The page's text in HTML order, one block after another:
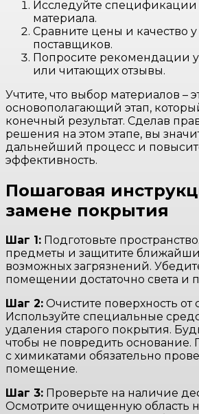
Исследуйте спецификации
материала.
Сравните цены и качество
поставщиков.
Попросите рекомендации
или читающих отзывы.
Учтите, что выбор материалов –
основополагающий этап,
конечный результат. Сделав
решения на этом этапе, вы
дальнейший процесс и
эффективность.
Пошаговая
замене покрытия
Шаг 1: Подготовьте
предметы и защитите
возможных загрязнений.
помещении достаточно света и
Шаг 2: Очистите поверхность от
Используйте специальные
удаления старого покрытия.
чтобы не повредить основание.
с химикатами обязательно
помещение.
Шаг 3: Проверьте на наличие
Осмотрите очищенную область